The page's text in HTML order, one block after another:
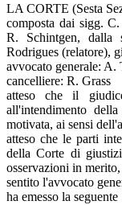
LA CORTE (Sesta
composta dai sigg.
R. Schintgen,
Rodrigues (relatore),
avvocato generale: A.
cancelliere: R. Grass
atteso che il
all'intendimento
motivata, ai sensi
atteso che le parti
della Corte di
osservazioni in merito,
sentito l'avvocato
ha emesso la seguente